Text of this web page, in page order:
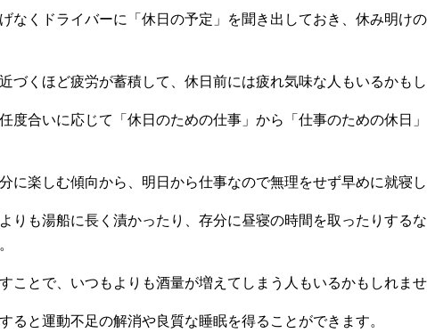
なくドライバーに「休日の予定」を聞き出しておき、休み明け
づくほど疲労が蓄積して、休日前には疲れ気味な人もいるかも
度合いに応じて「休日のための仕事」から「仕事のための休日
に楽しむ傾向から、明日から仕事なので無理をせず早めに就寝
りも湯船に長く漬かったり、存分に昼寝の時間を取ったりする
ことで、いつもよりも酒量が増えてしまう人もいるかもしれま
ると運動不足の解消や良質な睡眠を得ることができます。